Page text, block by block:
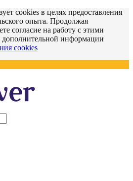
cookies в целях предоставления
опыта. Продолжая
согласие на работу с этими
информации
cookies